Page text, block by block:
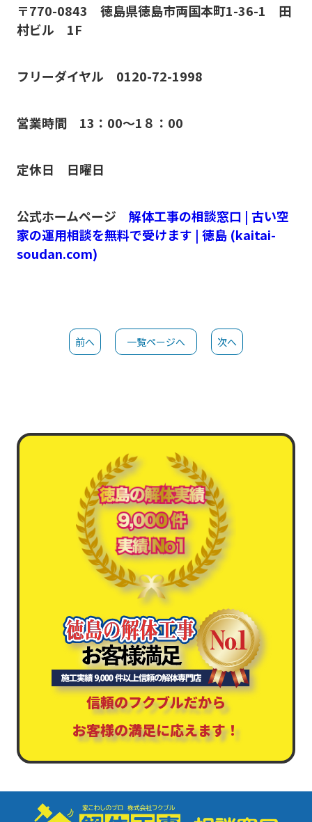
〒770-0843 徳島県徳島市両国本町1-36-1 田
村ビル 1F
フリーダイヤル 0120-72-1998
営業時間 13：00～1８：00
定休日 日曜日
公式ホームページ 解体工事の相談窓口 | 古い空
家の運用相談を無料で受けます | 徳島 (kaitai-
soudan.com)
前へ 一覧ページへ 次へ
信頼のフクブルだから
お客様の満足に応えます！